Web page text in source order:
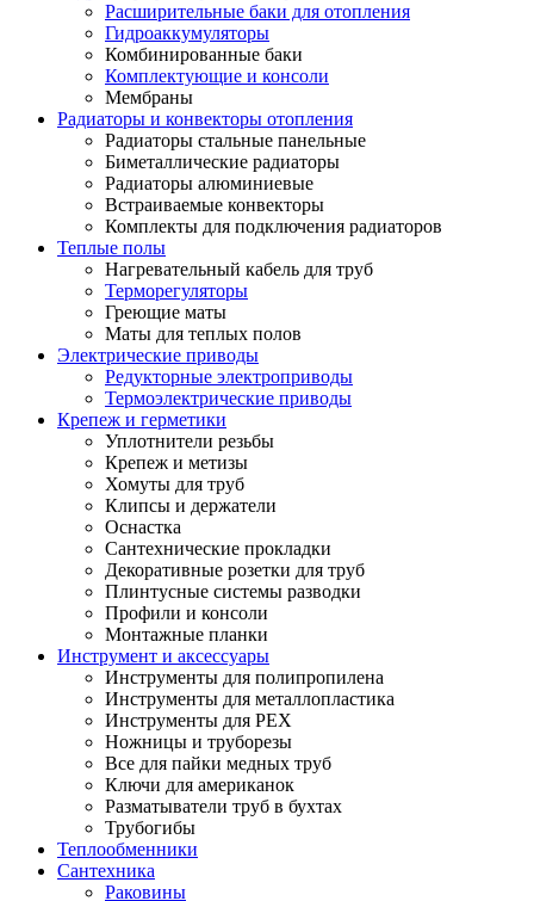
Расширительные баки для отопления
Гидроаккумуляторы
Комбинированные баки
Комплектующие и консоли
Мембраны
Радиаторы и конвекторы отопления
Радиаторы стальные панельные
Биметаллические радиаторы
Радиаторы алюминиевые
Встраиваемые конвекторы
Комплекты для подключения радиаторов
Теплые полы
Нагревательный кабель для труб
Терморегуляторы
Греющие маты
Маты для теплых полов
Электрические приводы
Редукторные электроприводы
Термоэлектрические приводы
Крепеж и герметики
Уплотнители резьбы
Крепеж и метизы
Хомуты для труб
Клипсы и держатели
Оснастка
Сантехнические прокладки
Декоративные розетки для труб
Плинтусные системы разводки
Профили и консоли
Монтажные планки
Инструмент и аксессуары
Инструменты для полипропилена
Инструменты для металлопластика
Инструменты для PEX
Ножницы и труборезы
Все для пайки медных труб
Ключи для американок
Разматыватели труб в бухтах
Трубогибы
Теплообменники
Сантехника
Раковины